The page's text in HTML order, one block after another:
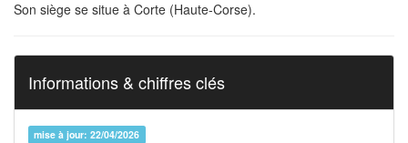
Son siège se situe à Corte (Haute-Corse).
Informations & chiffres clés
mise à jour: 22/04/2026